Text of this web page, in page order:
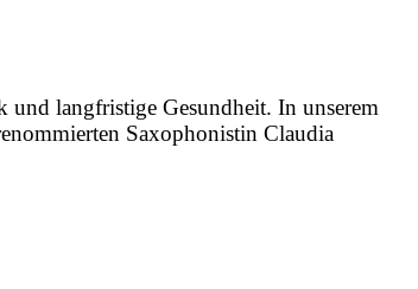
langfristige Gesundheit. In unserem
Saxophonistin Claudia